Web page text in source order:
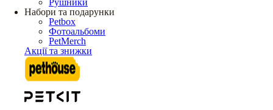
Рушники
Набори та подарунки
Petbox
Фотоальбоми
PetMerch
Акції та знижки